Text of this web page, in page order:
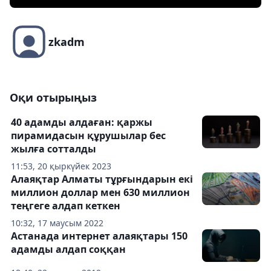
zkadm
Оқи отырыңыз
11:53, 20 қыркүйек 2023
40 адамды алдаған: қаржы
пирамидасын құрушылар бес
жылға сотталды
10:32, 17 маусым 2022
Алаяқтар Алматы тұрғындарын екі
миллион доллар мен 630 миллион
теңгеге алдап кеткен
Астанада интернет алаяқтары 150
адамды алдап соққан